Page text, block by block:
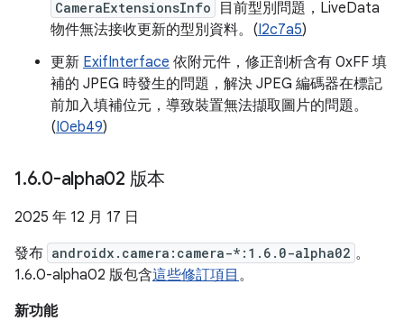
CameraExtensionsInfo
目前型別問題，LiveData
物件無法接收更新的型別資料。(I2c7a5)
更新 ExifInterface 依附元件，修正剖析含有 0xFF 填
補的 JPEG 時發生的問題，解決 JPEG 編碼器在標記
前加入填補位元，導致裝置無法擷取圖片的問題。
(I0eb49)
1.6.0-alpha02 版本
2025 年 12 月 17 日
發布 androidx.camera:camera-*:1.6.0-alpha02 。
1.6.0-alpha02 版包含這些修訂項目 。
新功能